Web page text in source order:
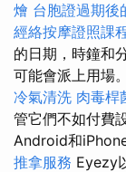
燴 台胞證過期後
經絡按摩證照課
的日期，時鐘和
可能會派上用場。
冷氣清洗 肉毒桿
管它們不如付費
Android和
推拿服務 Eyezy